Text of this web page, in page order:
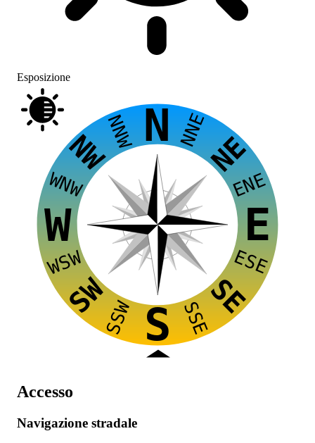
Esposizione
E
W
S
N
NW NE
SE
SW
NNE
ENE
ESE
SSE
SSW
WSW
WNW
NNW
Accesso
Navigazione stradale